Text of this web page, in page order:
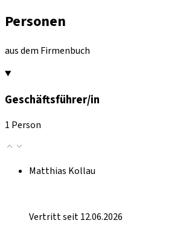
Personen
aus dem Firmenbuch
Geschäftsführer/in
1 Person
Matthias Kollau
Vertritt seit 12.06.2026